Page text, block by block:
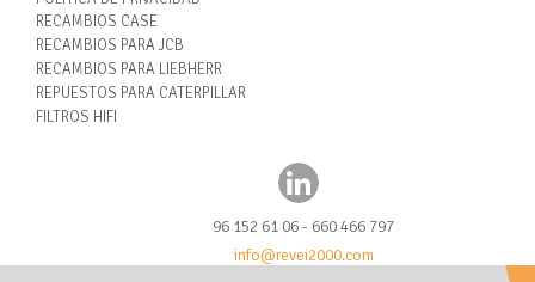
RECAMBIOS CASE
RECAMBIOS PARA JCB
RECAMBIOS PARA LIEBHERR
REPUESTOS PARA CATERPILLAR
FILTROS HIFI
96 152 61 06 - 660 466 797
info@revei2000.com